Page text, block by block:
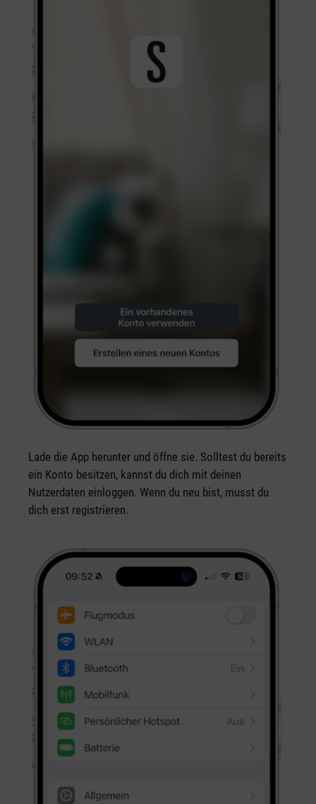
Lade die App herunter und öffne sie. Solltest du bereits
ein Konto besitzen, kannst du dich mit deinen
Nutzerdaten einloggen. Wenn du neu bist, musst du
dich erst registrieren.